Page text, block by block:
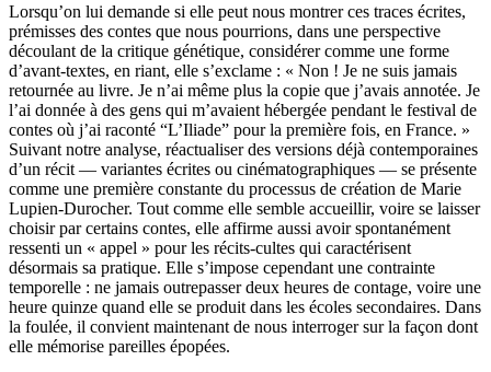
Lorsqu’on lui demande si elle peut nous montrer ces traces écrites,
prémisses des contes que nous pourrions, dans une perspective
découlant de la critique génétique, considérer comme une forme
d’avant-textes, en riant, elle s’exclame : « Non ! Je ne suis jamais
retournée au livre. Je n’ai même plus la copie que j’avais annotée. Je
l’ai donnée à des gens qui m’avaient hébergée pendant le festival de
contes où j’ai raconté “L’Iliade” pour la première fois, en France. »
Suivant notre analyse, réactualiser des versions déjà contemporaines
d’un récit — variantes écrites ou cinématographiques — se présente
comme une première constante du processus de création de Marie
Lupien-Durocher. Tout comme elle semble accueillir, voire se laisser
choisir par certains contes, elle affirme aussi avoir spontanément
ressenti un « appel » pour les récits-cultes qui caractérisent
désormais sa pratique. Elle s’impose cependant une contrainte
temporelle : ne jamais outrepasser deux heures de contage, voire une
heure quinze quand elle se produit dans les écoles secondaires. Dans
la foulée, il convient maintenant de nous interroger sur la façon dont
elle mémorise pareilles épopées.